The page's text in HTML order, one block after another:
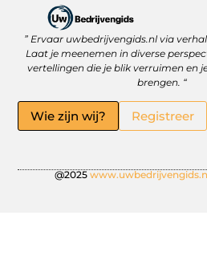
” Ervaar uwbedrijvengids.nl via
Laat je meenemen in diverse
vertellingen die je blik verruimen en
brengen. “
Wie zijn wij? Registreer
@2025